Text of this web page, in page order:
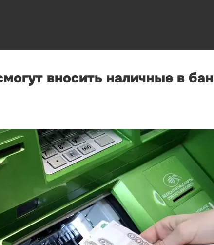
вносить наличные в